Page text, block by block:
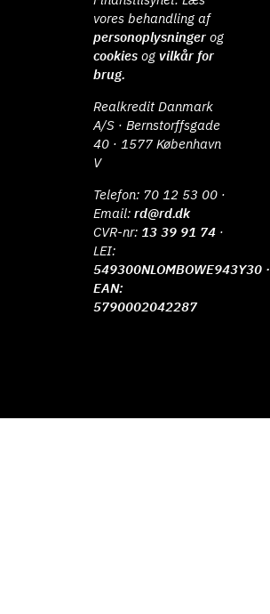
vores behandling af
personoplysninger og
cookies ogvilkår for
brug.
Realkredit Danmark
A/S · Bernstorffsgade
40 · 1577 København
V
Telefon: 70 12 53 00 ·
Email:rd@rd.dk
CVR-nr: 13 39 91 74 ·
LEI:
549300NLOMBOWE943Y30 ·
EAN:
5790002042287